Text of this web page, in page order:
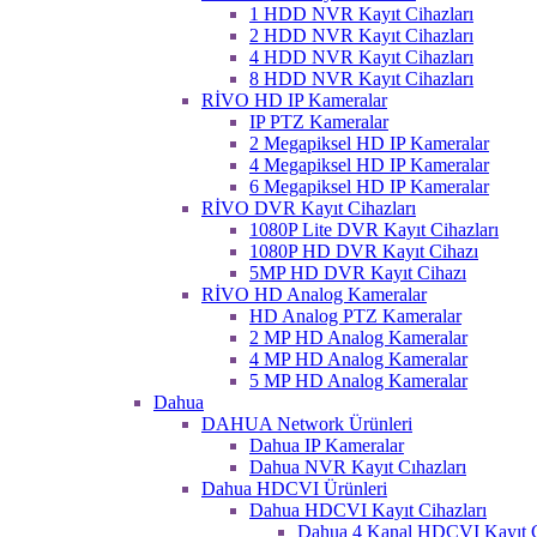
1 HDD NVR Kayıt Cihazları
2 HDD NVR Kayıt Cihazları
4 HDD NVR Kayıt Cihazları
8 HDD NVR Kayıt Cihazları
RİVO HD IP Kameralar
IP PTZ Kameralar
2 Megapiksel HD IP Kameralar
4 Megapiksel HD IP Kameralar
6 Megapiksel HD IP Kameralar
RİVO DVR Kayıt Cihazları
1080P Lite DVR Kayıt Cihazları
1080P HD DVR Kayıt Cihazı
5MP HD DVR Kayıt Cihazı
RİVO HD Analog Kameralar
HD Analog PTZ Kameralar
2 MP HD Analog Kameralar
4 MP HD Analog Kameralar
5 MP HD Analog Kameralar
Dahua
DAHUA Network Ürünleri
Dahua IP Kameralar
Dahua NVR Kayıt Cıhazları
Dahua HDCVI Ürünleri
Dahua HDCVI Kayıt Cihazları
Dahua 4 Kanal HDCVI Kayıt